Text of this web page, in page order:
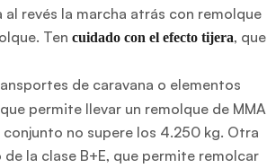
revés la marcha atrás con remolque
Ten cuidado con el efecto tijera, que
de caravana o elementos
permite llevar un remolque de MMA
no supere los 4.250 kg. Otra
la clase B+E, que permite remolcar